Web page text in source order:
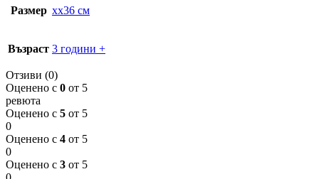
Размер xx36 см
Възраст 3 години +
Отзиви (0)
Оценено с 0 от 5
ревюта
Оценено с 5 от 5
0
Оценено с 4 от 5
0
Оценено с 3 от 5